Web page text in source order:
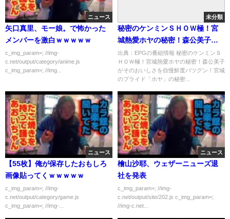
ニュース
矢口真里、モー娘。で怖かった
メンバーを激白ｗｗｗｗｗ
c_img_param=; //img-
c.net/output/category/anime.js
c_img_param=; //img...
未分類
秘密のケンミンＳＨＯＷ極！宮
城熱愛ホヤの秘密！森公美子が
そのおいしさを自慢[字][デ]…の
番組内容解析まとめ
出典：EPGの番組情報 秘密のケンミンＳ
ＨＯＷ極！宮城熱愛ホヤの秘密！森公美子
がそのおいしさを自慢鮮度バツグン！宮城
のプライド「ホヤ」の秘密...
ニュース
【55枚】俺が保存したおもしろ
画像貼ってくｗｗｗｗｗ
c_img_param=; //img-
c.net/output/category/game.js
c_img_param=; //img-...
ニュース
檜山沙耶、ウェザーニューズ退
社を発表
c_img_param=; //img-
c.net/output/site/202.js c_img_param=;
//img-c.net...